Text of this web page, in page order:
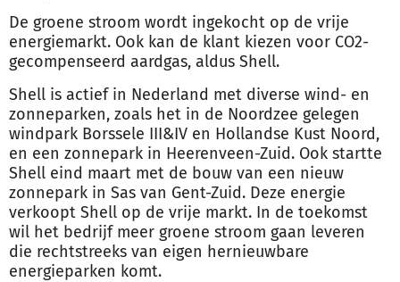
De groene stroom wordt ingekocht op de vrije
energiemarkt. Ook kan de klant kiezen voor CO2-
gecompenseerd aardgas, aldus Shell.
Shell is actief in Nederland met diverse wind- en
zonneparken, zoals het in de Noordzee gelegen
windpark Borssele III&IV en Hollandse Kust Noord,
en een zonnepark in Heerenveen-Zuid. Ook startte
Shell eind maart met de bouw van een nieuw
zonnepark in Sas van Gent-Zuid. Deze energie
verkoopt Shell op de vrije markt. In de toekomst
wil het bedrijf meer groene stroom gaan leveren
die rechtstreeks van eigen hernieuwbare
energieparken komt.